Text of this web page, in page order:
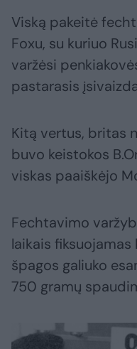
Viską pakeitė
Foxu, su kuriuo
varžėsi
pastarasis
Kitą vertus, britas
buvo keistokos
viskas paaiškėjo
Fechtavimo
laikais
špagos galiuko
750 gramų